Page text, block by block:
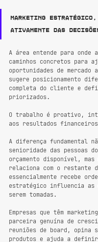
Marketing
ativamente das
A área entende para onde
caminhos concretos
oportunidades de mercado
sugere posicionamento
completa do cliente e
priorizados.
O trabalho é proativo,
aos resultados financeiros
A diferença fundamental
senioridade das pessoas
orçamento disponível, mas
relaciona com o restante
essencialmente recebe
estratégico influencia as
serem tomadas.
Empresas que têm
parceira genuína de
reuniões de board, opina
produtos e ajuda a definir